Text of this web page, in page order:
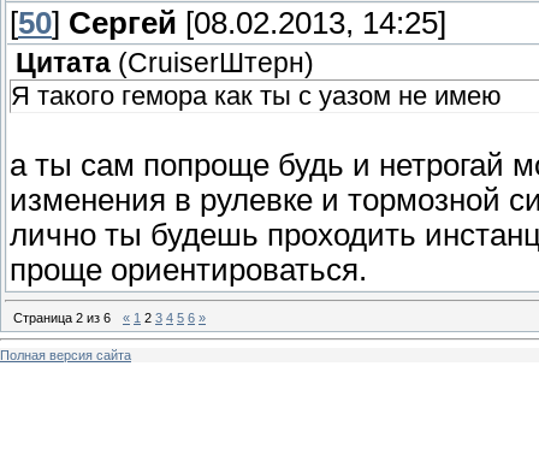
[50] Сергей [08.02.2013, 14:25]
Цитата (СruiserШтерн)
Я такого гемора как ты с уазом не имею
а ты сам попроще будь и нетрогай
изменения в рулевке и тормозной
лично ты будешь проходить
проще ориентироваться.
Страница 2 из 6 « 1 2 3 4 5 6 »
Полная версия сайта